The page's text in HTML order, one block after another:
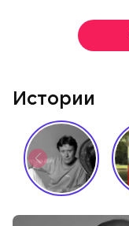
Истории